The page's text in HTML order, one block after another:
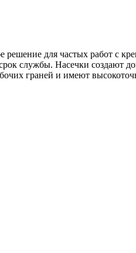
для частых работ с
службы. Насечки создают
граней и имеют